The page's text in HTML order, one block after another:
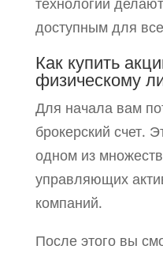
доступным для
Как купить
физическому
Для начала вам
брокерский счет.
одном из
управляющих
компаний.
После этого вы